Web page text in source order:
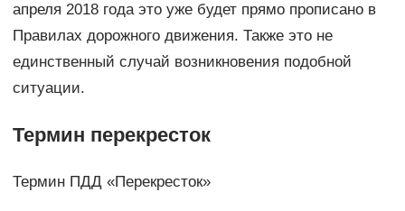
апреля 2018 года это уже будет прямо прописано в
Правилах дорожного движения. Также это не
единственный случай возникновения подобной
ситуации.
Термин перекресток
Термин ПДД «Перекресток»